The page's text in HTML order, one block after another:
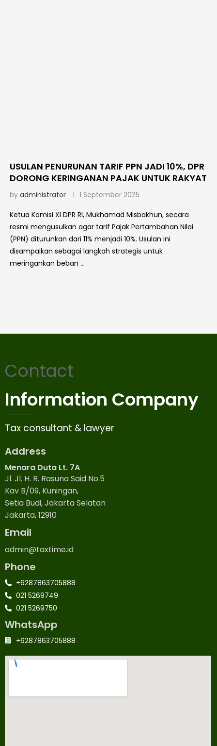
USULAN PENURUNAN TARIF PPN JADI 10%, DPR
DORONG KERINGANAN PAJAK UNTUK RAKYAT
by administrator 1 September 2025
Ketua Komisi XI DPR RI, Mukhamad Misbakhun, secara
resmi mengusulkan agar tarif Pajak Pertambahan Nilai
(PPN) diturunkan dari 11% menjadi 10%. Usulan ini
disampaikan sebagai langkah strategis untuk
meringankan beban …
Contact
Information Company
Tax consultant & lawyer
Address
Menara Duta Lt. 7A
Jl. Jl. H. R. Rasuna Said No.5
Kav B/09, Kuningan,
Setia Budi, Jakarta Selatan
Jakarta, 12910
Email
admin@taxtime.id
Phone
+6287863705888
021 5269749
021 5269750
WhatsApp
+6287863705888